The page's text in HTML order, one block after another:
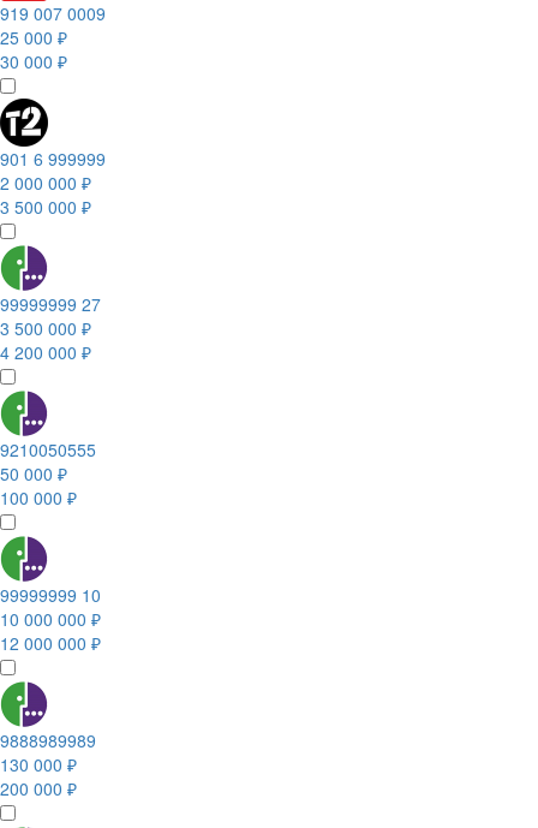
919 007 0009
25 000 ₽
30 000 ₽
901 6 999999
2 000 000 ₽
3 500 000 ₽
99999999 27
3 500 000 ₽
4 200 000 ₽
9210050555
50 000 ₽
100 000 ₽
99999999 10
10 000 000 ₽
12 000 000 ₽
9888989989
130 000 ₽
200 000 ₽